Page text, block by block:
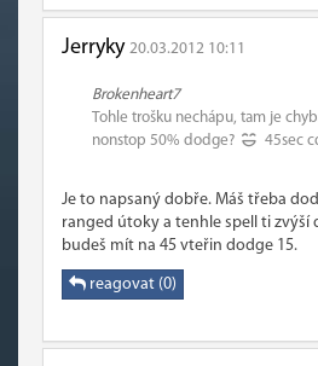
Jerryky 20.03.2012 10:11
Brokenheart7
Tohle trošku nechápu, tam je
nonstop 50% dodge?
45sec
Je to napsaný dobře. Máš třeba
ranged útoky a tenhle spell ti zvýší
budeš mít na 45 vteřin dodge 15.
reagovat (0)